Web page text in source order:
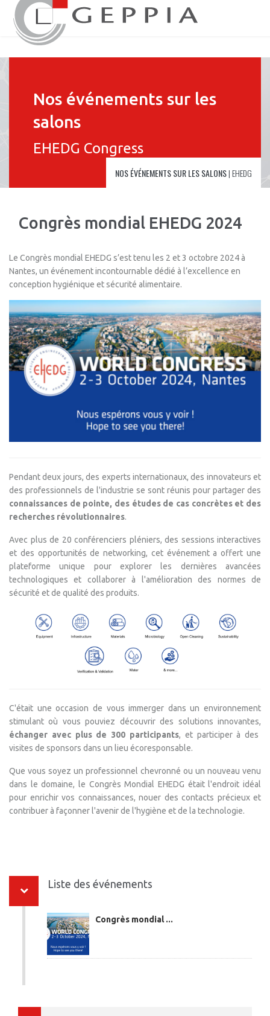
Nos événements sur les
salons
EHEDG Congress
NOS ÉVÉNEMENTS SUR LES SALONS| EHEDG
Congrès mondial EHEDG 2024
Le Congrès mondial EHEDG s’est tenu les 2 et 3 octobre 2024 à
Nantes, un événement incontournable dédié à l’excellence en
conception hygiénique et sécurité alimentaire.
Pendant deux jours, des experts internationaux, des innovateurs et
des professionnels de l'industrie se sont réunis pour partager des
connaissances de pointe, des études de cas concrètes et des
recherches révolutionnaires.
Avec plus de 20 conférenciers pléniers, des sessions interactives
et des opportunités de networking, cet événement a offert une
plateforme unique pour explorer les dernières avancées
technologiques et collaborer à l'amélioration des normes de
sécurité et de qualité des produits.
C'était une occasion de vous immerger dans un environnement
stimulant où vous pouviez découvrir des solutions innovantes,
échanger avec plus de 300 participants, et participer à des
visites de sponsors dans un lieu écoresponsable.
Que vous soyez un professionnel chevronné ou un nouveau venu
dans le domaine, le Congrès Mondial EHEDG était l'endroit idéal
pour enrichir vos connaissances, nouer des contacts précieux et
contribuer à façonner l'avenir de l'hygiène et de la technologie.
Liste des événements
Congrès mondial ...